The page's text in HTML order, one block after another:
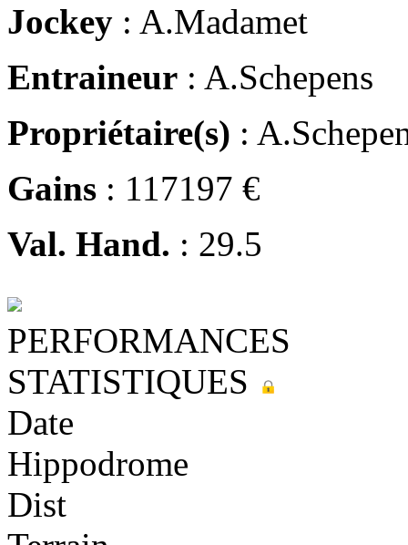
Jockey : A.Madamet
Entraineur : A.Schepens
Propriétaire(s) :
Gains : 117197 €
Val. Hand. : 29.5
PERFORMANCES
STATISTIQUES
Date
Hippodrome
Dist